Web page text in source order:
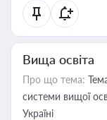
Вища освіта
Про що тема:
системи вищої
Україні